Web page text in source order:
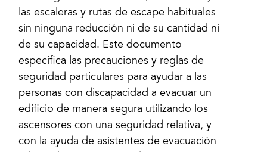
las escaleras y rutas de escape habituales
sin ninguna reducción ni de su cantidad ni
de su capacidad. Este documento
especifica las precauciones y reglas de
seguridad particulares para ayudar a las
personas con discapacidad a evacuar un
edificio de manera segura utilizando los
ascensores con una seguridad relativa, y
con la ayuda de asistentes de evacuación